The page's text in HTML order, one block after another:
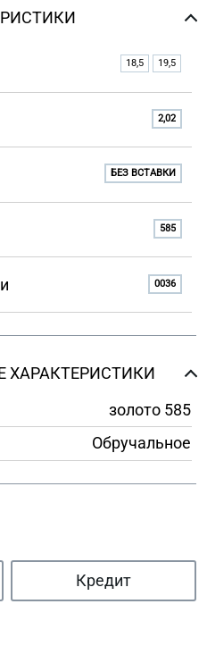
18,5 19,5
2,02
БЕЗ ВСТАВКИ
585
0036
золото 585
Обручальное
Кредит